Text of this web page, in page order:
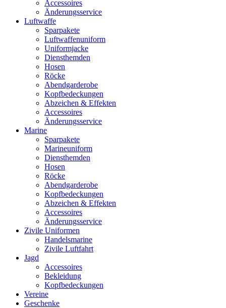
Accessoires
Änderungsservice
Luftwaffe
Sparpakete
Luftwaffenuniform
Uniformjacke
Diensthemden
Hosen
Röcke
Abendgarderobe
Kopfbedeckungen
Abzeichen & Effekten
Accessoires
Änderungsservice
Marine
Sparpakete
Marineuniform
Diensthemden
Hosen
Röcke
Abendgarderobe
Kopfbedeckungen
Abzeichen & Effekten
Accessoires
Änderungsservice
Zivile Uniformen
Handelsmarine
Zivile Luftfahrt
Jagd
Accessoires
Bekleidung
Kopfbedeckungen
Vereine
Geschenke